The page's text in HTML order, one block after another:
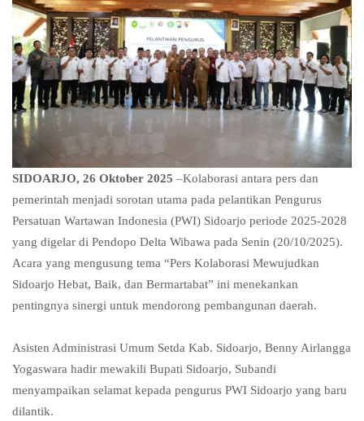
SIDOARJO, 26 Oktober 2025 –Kolaborasi antara pers dan
pemerintah menjadi sorotan utama pada pelantikan Pengurus
Persatuan Wartawan Indonesia (PWI) Sidoarjo periode 2025-2028
yang digelar di Pendopo Delta Wibawa pada Senin (20/10/2025).
Acara yang mengusung tema “Pers Kolaborasi Mewujudkan
Sidoarjo Hebat, Baik, dan Bermartabat” ini menekankan
pentingnya sinergi untuk mendorong pembangunan daerah.
Asisten Administrasi Umum Setda Kab. Sidoarjo, Benny Airlangga
Yogaswara hadir mewakili Bupati Sidoarjo, Subandi
menyampaikan selamat kepada pengurus PWI Sidoarjo yang baru
dilantik.